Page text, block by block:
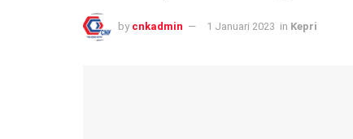
by cnkadmin 1 Januari 2023 in Kepri